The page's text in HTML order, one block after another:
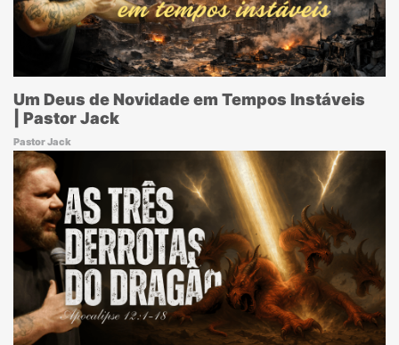
Um Deus de Novidade em Tempos Instáveis
| Pastor Jack
Pastor Jack